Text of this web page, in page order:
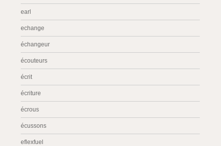
earl
echange
échangeur
écouteurs
écrit
écriture
écrous
écussons
eflexfuel